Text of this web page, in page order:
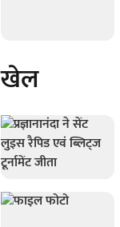
खेल